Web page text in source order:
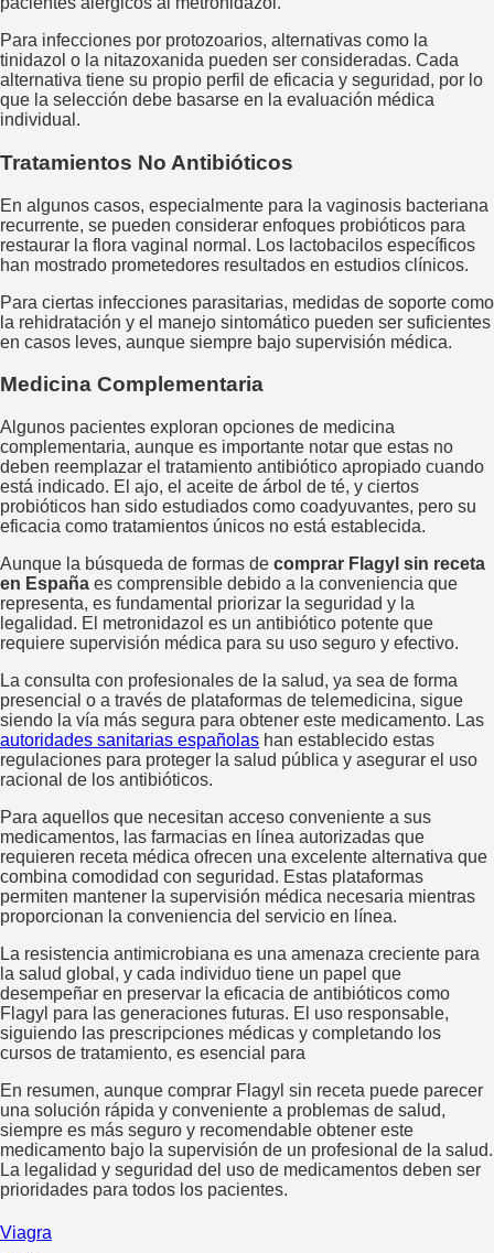
Para infecciones por protozoarios, alternativas como la
tinidazol o la nitazoxanida pueden ser consideradas. Cada
alternativa tiene su propio perfil de eficacia y seguridad, por lo
que la selección debe basarse en la evaluación médica
individual.
Tratamientos No Antibióticos
En algunos casos, especialmente para la vaginosis bacteriana
recurrente, se pueden considerar enfoques probióticos para
restaurar la flora vaginal normal. Los lactobacilos específicos
han mostrado prometedores resultados en estudios clínicos.
Para ciertas infecciones parasitarias, medidas de soporte como
la rehidratación y el manejo sintomático pueden ser suficientes
en casos leves, aunque siempre bajo supervisión médica.
Medicina Complementaria
Algunos pacientes exploran opciones de medicina
complementaria, aunque es importante notar que estas no
deben reemplazar el tratamiento antibiótico apropiado cuando
está indicado. El ajo, el aceite de árbol de té, y ciertos
probióticos han sido estudiados como coadyuvantes, pero su
eficacia como tratamientos únicos no está establecida.
Aunque la búsqueda de formas de comprar Flagyl sin receta
en España es comprensible debido a la conveniencia que
representa, es fundamental priorizar la seguridad y la
legalidad. El metronidazol es un antibiótico potente que
requiere supervisión médica para su uso seguro y efectivo.
La consulta con profesionales de la salud, ya sea de forma
presencial o a través de plataformas de telemedicina, sigue
siendo la vía más segura para obtener este medicamento. Las
autoridades sanitarias españolas han establecido estas
regulaciones para proteger la salud pública y asegurar el uso
racional de los antibióticos.
Para aquellos que necesitan acceso conveniente a sus
medicamentos, las farmacias en línea autorizadas que
requieren receta médica ofrecen una excelente alternativa que
combina comodidad con seguridad. Estas plataformas
permiten mantener la supervisión médica necesaria mientras
proporcionan la conveniencia del servicio en línea.
La resistencia antimicrobiana es una amenaza creciente para
la salud global, y cada individuo tiene un papel que
desempeñar en preservar la eficacia de antibióticos como
Flagyl para las generaciones futuras. El uso responsable,
siguiendo las prescripciones médicas y completando los
cursos de tratamiento, es esencial para
En resumen, aunque comprar Flagyl sin receta puede parecer
una solución rápida y conveniente a problemas de salud,
siempre es más seguro y recomendable obtener este
medicamento bajo la supervisión de un profesional de la salud.
La legalidad y seguridad del uso de medicamentos deben ser
prioridades para todos los pacientes.
Viagra